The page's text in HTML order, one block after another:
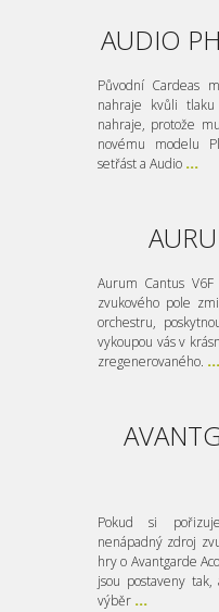
AUDIO
Původní Cardeas
nahraje kvůli tlaku
nahraje, protože
novému modelu
setřást a Audio ...
Aurum Cantus
zvukového pole
orchestru,
vykoupou vás v
zregenerovaného. ...
Pokud si
nenápadný zdroj
hry o Avantgarde
jsou postaveny
výběr ...